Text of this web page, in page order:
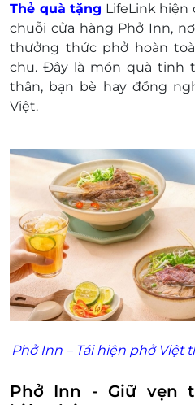
lượng sản phẩm hoặc
cũng như đối với các
khách hàng và nhà cung
LifeLink có quyền sửa
khoản và điều kiện sử
báo trước.
Thẻ quà tặng LifeLink
chuỗi cửa hàng Phở Inn,
thưởng thức phở hoàn
chu. Đây là món quà tinh
thân, bạn bè hay đồng
Việt.
Phở Inn – Tái hiện phở Việt
Phở Inn - Giữ vẹn